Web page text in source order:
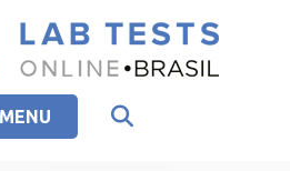
MENU